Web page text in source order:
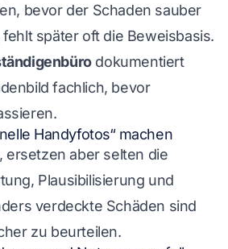
bevor der Schaden sauber
später oft die Beweisbasis.
dokumentiert
fachlich, bevor
Handyfotos“ machen
ersetzen aber selten die
Plausibilisierung und
verdeckte Schäden sind
zu beurteilen.